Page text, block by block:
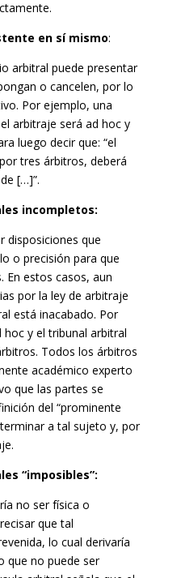
en sí mismo:
arbitral puede presentar
o cancelen, por lo
Por ejemplo, una
arbitraje será ad hoc y
luego decir que: “el
tres árbitros, deberá
[…]”.
incompletos:
disposiciones que
o precisión para que
En estos casos, aun
por la ley de arbitraje
está inacabado. Por
y el tribunal arbitral
Todos los árbitros
académico experto
que las partes se
del “prominente
a tal sujeto y, por
“imposibles”:
no ser física o
que tal
lo cual derivaría
que no puede ser